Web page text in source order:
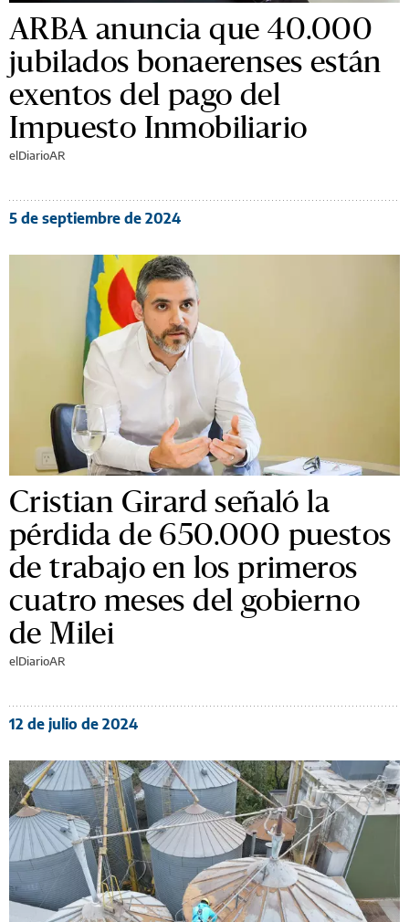
ARBA anuncia que 40.000
jubilados bonaerenses están
exentos del pago del
Impuesto Inmobiliario
elDiarioAR
5 de septiembre de 2024
Cristian Girard señaló la
pérdida de 650.000 puestos
de trabajo en los primeros
cuatro meses del gobierno
de Milei
elDiarioAR
12 de julio de 2024